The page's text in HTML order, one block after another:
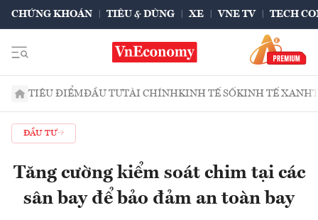
CHỨNG KHOÁN TIÊU & DÙNG XE VNE TV TECH
TIÊU ĐIỂMĐẦU TƯTÀI CHÍNHKINH TẾ SỐKINH TẾ XANH
ĐẦU TƯ
Tăng cường kiểm soát chim tại các
sân bay để bảo đảm an toàn bay